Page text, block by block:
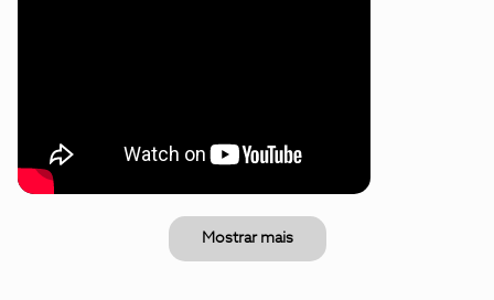
Mostrar mais